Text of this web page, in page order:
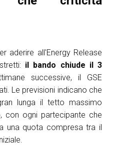
aderire all'Energy Release
il bando chiude il 3
successive, il GSE
Le previsioni indicano che
lunga il tetto massimo
con ogni partecipante che
una quota compresa tra il